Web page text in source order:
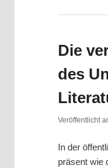
Die
des
Veröffentlicht
In der
präsent wie